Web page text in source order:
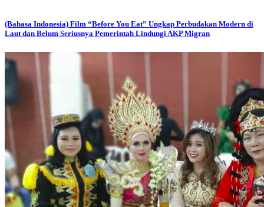
(Bahasa Indonesia) Film “Before You Eat” Ungkap Perbudakan Modern di
Laut dan Belum Seriusnya Pemerintah Lindungi AKP Migran